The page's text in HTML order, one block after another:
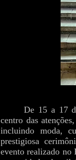
De 15 a 17
centro das
incluindo moda,
prestigiosa
evento realizado no